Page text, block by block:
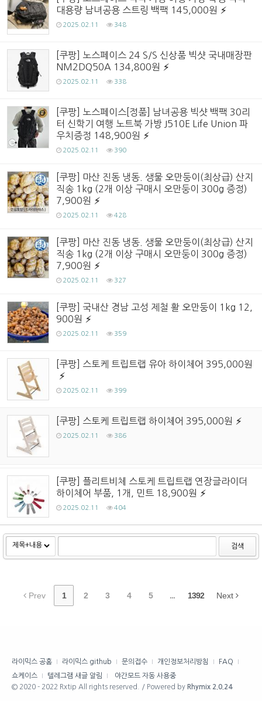
대용량 남녀공용 스트링 백팩 145,000원
2025.02.11 348
[쿠팡] 노스페이스 24 S/S 신상품 빅샷 국내매장판
NM2DQ50A 134,800원
2025.02.11 338
[쿠팡] 노스페이스[정품] 남녀공용 빅샷 백팩 30리
터 신학기 여행 노트북 가방 J510E Life Union 파
우치증정 148,900원
2025.02.11 390
[쿠팡] 마산 진동 냉동. 생물 오만둥이(최상급) 산지
직송 1kg (2개 이상 구매시 오만둥이 300g 증정)
7,900원
2025.02.11 428
[쿠팡] 마산 진동 냉동. 생물 오만둥이(최상급) 산지
직송 1kg (2개 이상 구매시 오만둥이 300g 증정)
7,900원
2025.02.11 327
[쿠팡] 국내산 경남 고성 제철 활 오만둥이 1kg 12,
900원
2025.02.11 359
[쿠팡] 스토케 트립트랩 유아 하이체어 395,000원
2025.02.11 399
[쿠팡] 스토케 트립트랩 하이체어 395,000원
2025.02.11 386
[쿠팡] 플리트비체 스토케 트립트랩 연장글라이더
하이체어 부품, 1개, 민트 18,900원
2025.02.11 404
검색
Prev 1 2 3 4 5 ... 1392 Next
라이믹스 공홈 라이믹스 github 문의접수 개인정보처리방침
FAQ
쇼케이스
텔레그램 새글 알림
야간모드 자동 사용중
© 2020 - 2022 Rxtip All rights reserved. / Powered by Rhymix 2.0.24